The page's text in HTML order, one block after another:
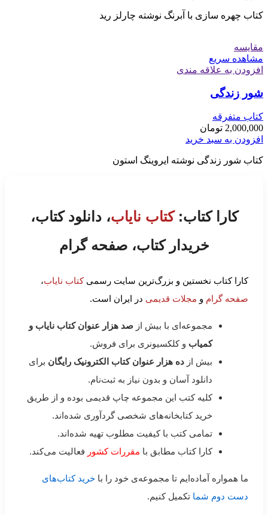
کتاب چهره سازی با آبرنگ نوشته چارلز رید
مقایسه
مشاهده سریع
افزودن به علاقه مندی
شور زندگی
کتاب متفرقه
2,000,000 تومان
افزودن به سبد خرید
کتاب شور زندگی نوشته ایروینگ استون
کارا کتاب:کتاب نایاب، دانلود کتاب،
خریدار کتاب، صفحه گرام
کارا کتاب نخستین و بزرگ‌ترین سایت رسمیکتاب نایاب،
صفحه گرام و مجلات قدیمی در ایران است.
مجموعه‌ای با بیش از صد هزار عنوان کتاب نایاب و
کمیاب و کلکسیونری برای فروش.
بیش از ده هزار عنوان کتاب الکترونیک رایگان برای
دانلود آسان و بدون نیاز به ثبت‌نام.
کلیه کتب این مجموعه چاپ قدیمی بوده و از طریق
خرید کتابخانه‌های شخصی گردآوری شده‌اند.
تمامی کتب با کیفیت مطلوب تهیه شده‌اند.
کارا کتاب مطابق با مقررات کشور فعالیت می‌کند.
ما همواره آماده‌ایم تا مجموعه‌ی خود را با خرید کتاب‌های
دست دوم شما تکمیل کنیم.